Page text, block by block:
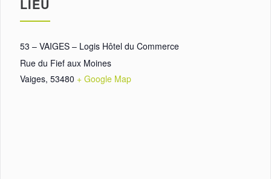
LIEU
53 – VAIGES – Logis Hôtel du Commerce
Rue du Fief aux Moines
Vaiges, 53480 + Google Map